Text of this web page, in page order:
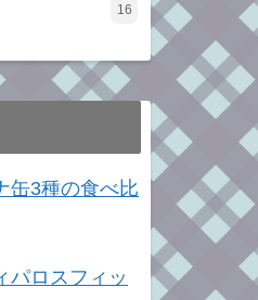
16
缶3種の食べ比
パロスフィッ